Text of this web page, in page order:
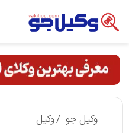
وکیل جو /وکیل